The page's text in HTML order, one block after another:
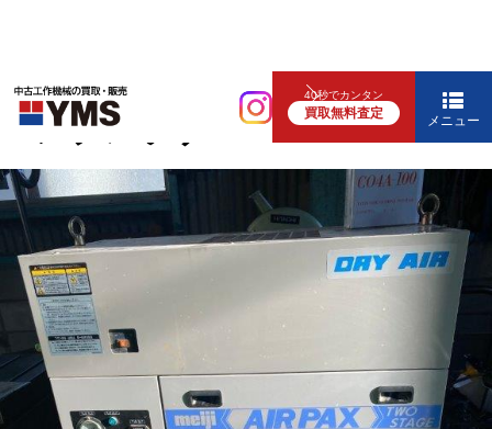
40秒でカンタン
買取無料査定 メニュー
コンプレッサー
コンプレッサー